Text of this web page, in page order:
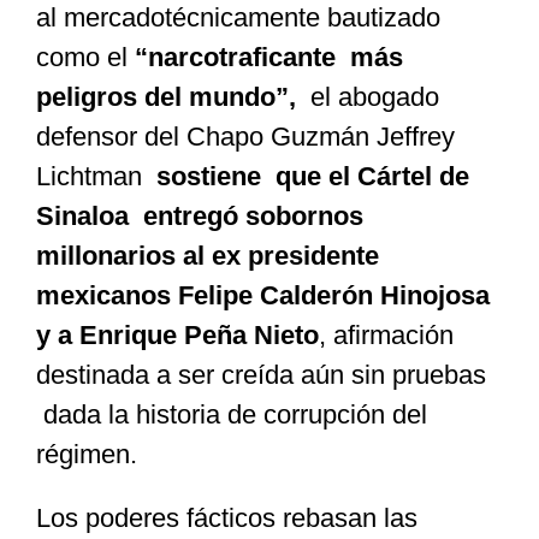
al mercadotécnicamente bautizado
como el “narcotraficante más
peligros del mundo”, el abogado
defensor del Chapo Guzmán Jeffrey
Lichtman sostiene que el Cártel de
Sinaloa entregó sobornos
millonarios al ex presidente
mexicanos Felipe Calderón Hinojosa
y a Enrique Peña Nieto, afirmación
destinada a ser creída aún sin pruebas
dada la historia de corrupción del
régimen.
Los poderes fácticos rebasan las